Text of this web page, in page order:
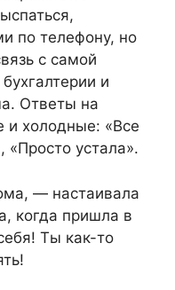
по телефону, но
с самой
и
Ответы на
и холодные: «Все
устала».
— настаивала
когда пришла в
Ты как-то